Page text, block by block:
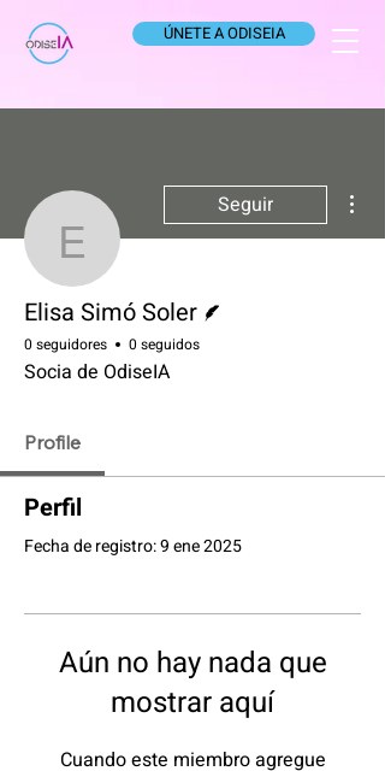
ÚNETE A ODISEIA
Elisa Simó Soler
Seguir
Elisa Simó Soler
0 seguidores 0 seguidos
Socia de OdiseIA
Profile
Perfil
Fecha de registro: 9 ene 2025
Aún no hay nada que
mostrar aquí
Cuando este miembro agregue